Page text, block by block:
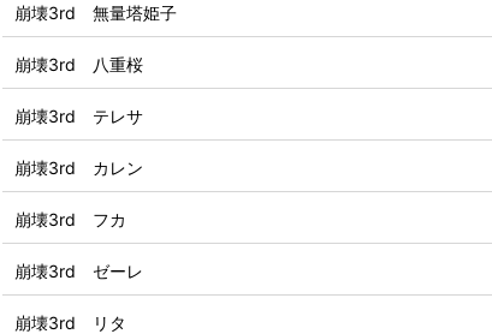
崩壊3rd 無量塔姫子
崩壊3rd 八重桜
崩壊3rd テレサ
崩壊3rd カレン
崩壊3rd フカ
崩壊3rd ゼーレ
崩壊3rd リタ